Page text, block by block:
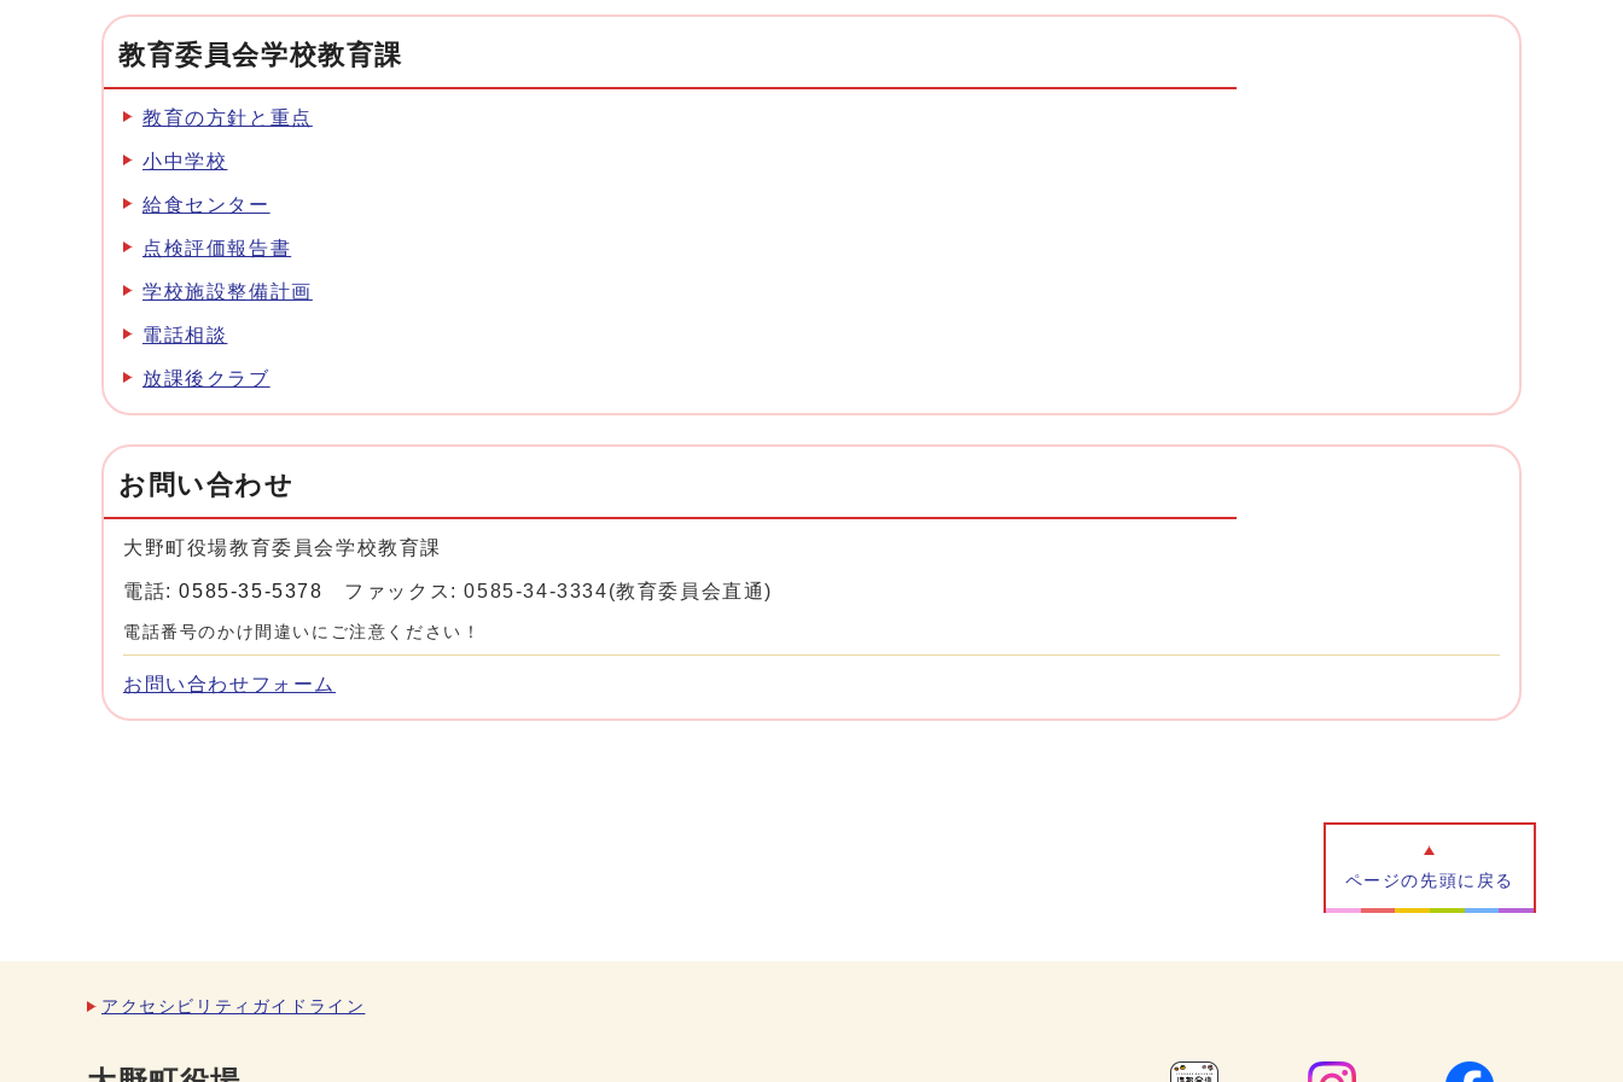
教育委員会学校教育課
教育の方針と重点
小中学校
給食センター
点検評価報告書
学校施設整備計画
電話相談
放課後クラブ
お問い合わせ
大野町役場教育委員会学校教育課
電話:0585-35-5378 ファックス: 0585-34-3334(教育委員会直通)
電話番号のかけ間違いにご注意ください！
お問い合わせフォーム
ページの先頭に戻る
アクセシビリティガイドライン